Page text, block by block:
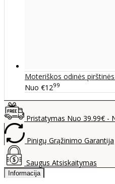
Moteriškos odinės
Nuo €1299
Pristatymas Nuo 39.99€ -
Pinigų Grąžinimo Garantija
Saugus Atsiskaitymas
Informacija